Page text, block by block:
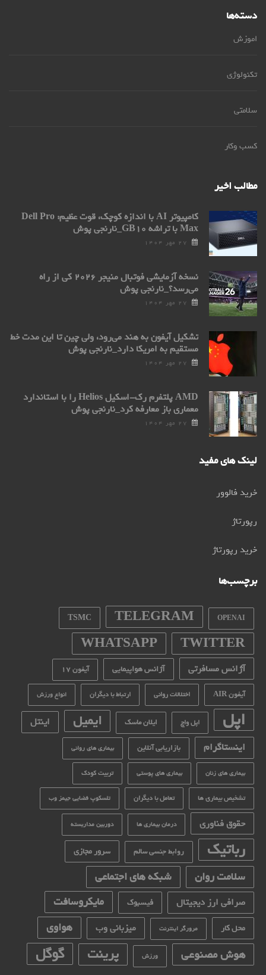
دسته‌ها
اموزش
تکنولوژی
سلامتی
کسب وکار
مطالب اخیر
کامپیوتر AI با اندازه کوچک، قوت عظیم: Dell Pro
Max با تراشه GB۱۰_نارنجی پوش
۲۷ مهر ۱۴۰۴
نسخه آزمایشی فوتبال منیجر ۲۰۲۶ کی از راه
می‌رسد؟_نارنجی پوش
۲۷ مهر ۱۴۰۴
تشکیل آیفون به هند می‌رود، ولی چین تا این مدت خط
مستقیم به امریکا دارد_نارنجی پوش
۲۷ مهر ۱۴۰۴
AMD پلتفرم رک-اسکیل Helios را با استاندارد
معماری باز معارفه کرد_نارنجی پوش
۲۷ مهر ۱۴۰۴
لینک های مفید
خرید فالوور
رپورتاژ
خرید رپورتاژ
برچسب‌ها
OPENAI
TELEGRAM
TSMC
TWITTER
WHATSAPP
آژانس مسافرتی آژانس هواپیمایی آیفون 17
آیفون AIR اختلالات روانی ارتباط با دیگران انواع ورزش
اپل اپل واچ ایلان ماسک ایمیل اینتل
اینستاگرام بازاریابی آنلاین بیماری های روانی
بیماری های زنان بیماری های پوستی تربیت کودک
تشخیص بیماری ها تعامل با دیگران تلسکوپ فضایی جیمز وب
حقوق فناوری درمان بیماری ها دوربین مداربسته
رباتیک روابط جنسی سالم سرور مجازی
سلامت روان شبکه های اجتماعی
صرافی ارز دیجیتال فیسبوک مایکروسافت
محل کار مرورگر اینترنت میزبانی وب هواوی
هوش مصنوعی ورزش پرینت گوگل